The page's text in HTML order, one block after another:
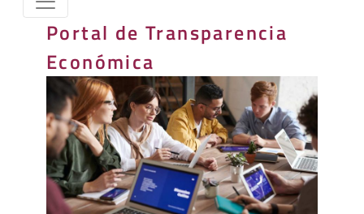
Portal de Transparencia
Económica